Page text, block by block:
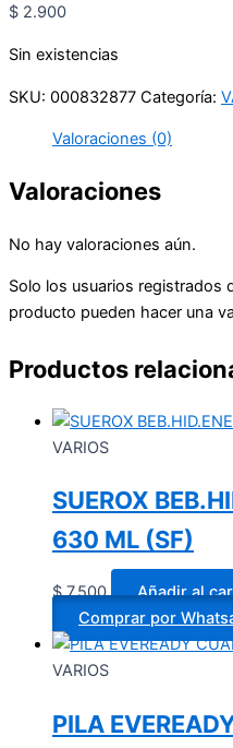
$ 2.900
Sin existencias
SKU: 000832877 Categoría:
Valoraciones (0)
Valoraciones
No hay valoraciones aún.
Solo los usuarios registrados
producto pueden hacer una
Productos
VARIOS
SUEROX
630 ML (SF)
$7.500
Añadir al
Comprar por
VARIOS
PILA